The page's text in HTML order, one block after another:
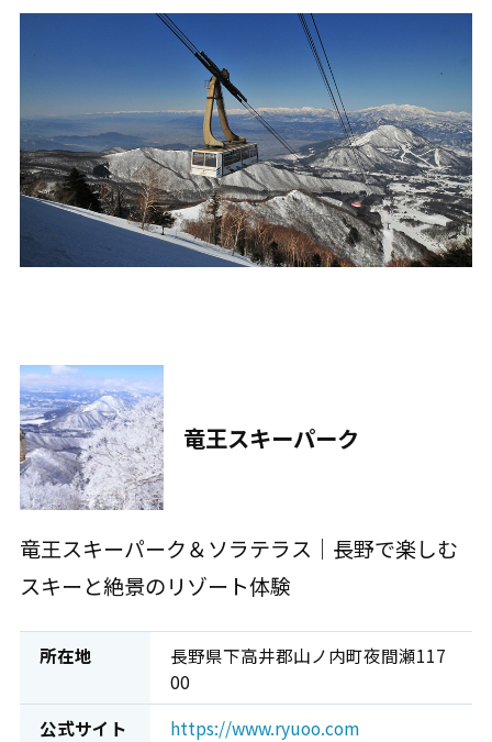
難易度
初級：35% 中級：40% 上級：2
5%
スキー・ボ
ード
スキー：50% スノボー：50%
パーク
ハーフパイプ キッカー レール
ウェーブ テーブルトップ ボック
ス
竜王スキーパーク
竜王スキーパーク＆ソラテラス｜長野で楽しむ
スキーと絶景のリゾート体験
所在地
長野県下高井郡山ノ内町夜間瀬117
00
公式サイト
https://www.ryuoo.com